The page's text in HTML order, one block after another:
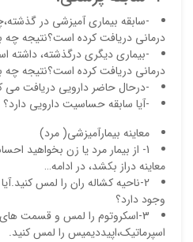
-سابقه بیماری آمیزشی در
درمانی دریافت کرده است؟نتیجه چه
-بیماری دیگری درگذشته، داشته
درمانی دریافت کرده است؟نتیجه چه
-درحال حاضر دارویی دریافت می
-آیا سابقه حساسیت دارویی دارد؟
معاینه بیمارآمیزشی( مرد)
1- از بیمار مرد یا زن بخواهید
معاینه دراز بکشد، در ادامه…
2-ناحیه کشاله ران را لمس
وجود دارد؟
3-اسکروتوم را لمس و قسمت
اسپرماتیک،اپیددیمیس را لمس کنید.